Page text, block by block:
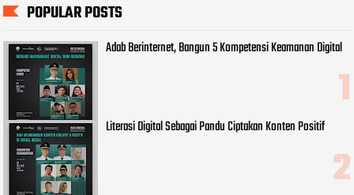
POPULAR POSTS
Adab Berinternet, Bangun 5 Kompetensi Keamanan Digital
Literasi Digital Sebagai Pandu Ciptakan Konten Positif